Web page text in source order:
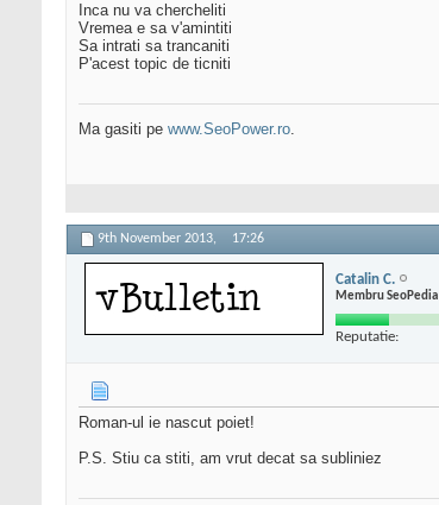
Inca nu va chercheliti
Vremea e sa v'amintiti
Sa intrati sa trancaniti
P'acest topic de ticniti
Ma gasiti pe www.SeoPower.ro.
9th November 2013, 17:26
Catalin C.
Membru SeoPedia
Reputatie:
Roman-ul ie nascut poiet!
P.S. Stiu ca stiti, am vrut decat sa subliniez